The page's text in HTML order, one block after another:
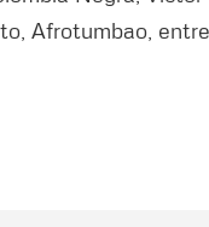
Afrotumbao,